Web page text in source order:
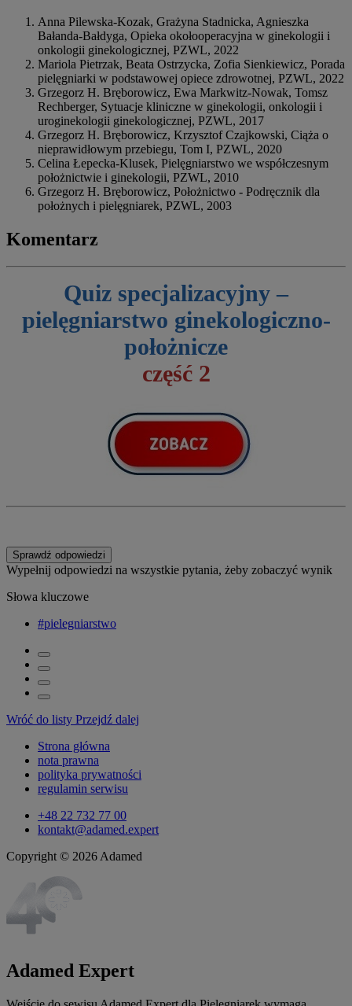
Anna Pilewska-Kozak, Grażyna Stadnicka, Agnieszka
Bałanda-Bałdyga, Opieka okołooperacyjna w ginekologii i
onkologii ginekologicznej, PZWL, 2022
Mariola Pietrzak, Beata Ostrzycka, Zofia Sienkiewicz, Porada
pielęgniarki w podstawowej opiece zdrowotnej, PZWL, 2022
Grzegorz H. Bręborowicz, Ewa Markwitz-Nowak, Tomsz
Rechberger, Sytuacje kliniczne w ginekologii, onkologii i
uroginekologii ginekologicznej, PZWL, 2017
Grzegorz H. Bręborowicz, Krzysztof Czajkowski, Ciąża o
nieprawidłowym przebiegu, Tom I, PZWL, 2020
Celina Łepecka-Klusek, Pielęgniarstwo we współczesnym
położnictwie i ginekologii, PZWL, 2010
Grzegorz H. Bręborowicz, Położnictwo - Podręcznik dla
położnych i pielęgniarek, PZWL, 2003
Komentarz
Quiz specjalizacyjny –
pielęgniarstwo ginekologiczno-
położnicze
część 2
Sprawdź odpowiedzi
Wypełnij odpowiedzi na wszystkie pytania, żeby zobaczyć wynik
Słowa kluczowe
#pielegniarstwo
Wróć do listy Przejdź dalej
Strona główna
nota prawna
polityka prywatności
regulamin serwisu
+48 22 732 77 00
kontakt@adamed.expert
Copyright © 2026 Adamed
Adamed Expert